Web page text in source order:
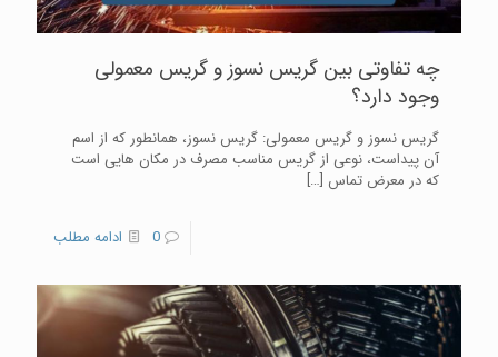
چه تفاوتی بین گریس نسوز و گریس معمولی
وجود دارد؟
گریس نسوز و گریس معمولی: گریس نسوز، همانطور که از اسم
آن پیداست، نوعی از گریس مناسب مصرف در مکان هایی است
که در معرض تماس […]
0 ادامه مطلب